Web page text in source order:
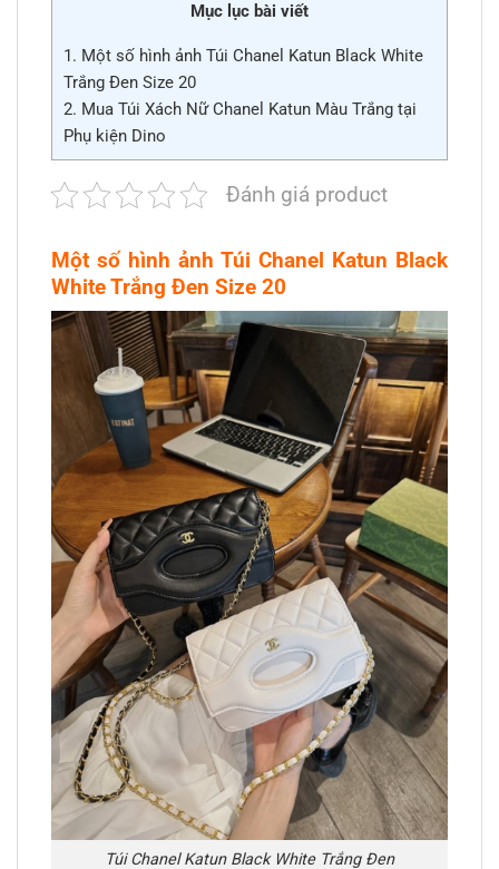
Mục lục bài viết
1. Một số hình ảnh Túi Chanel Katun Black White
Trắng Đen Size 20
2. Mua Túi Xách Nữ Chanel Katun Màu Trắng tại
Phụ kiện Dino
Đánh giá product
Một số hình ảnh Túi Chanel Katun Black
White Trắng Đen Size 20
Túi Chanel Katun Black White Trắng Đen